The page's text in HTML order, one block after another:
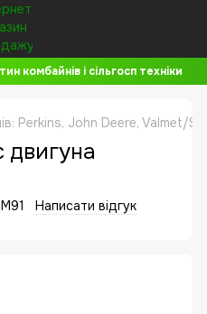
комбайнів і сільгосп техніки
Perkins, John Deere, Valmet/
Написати відгук